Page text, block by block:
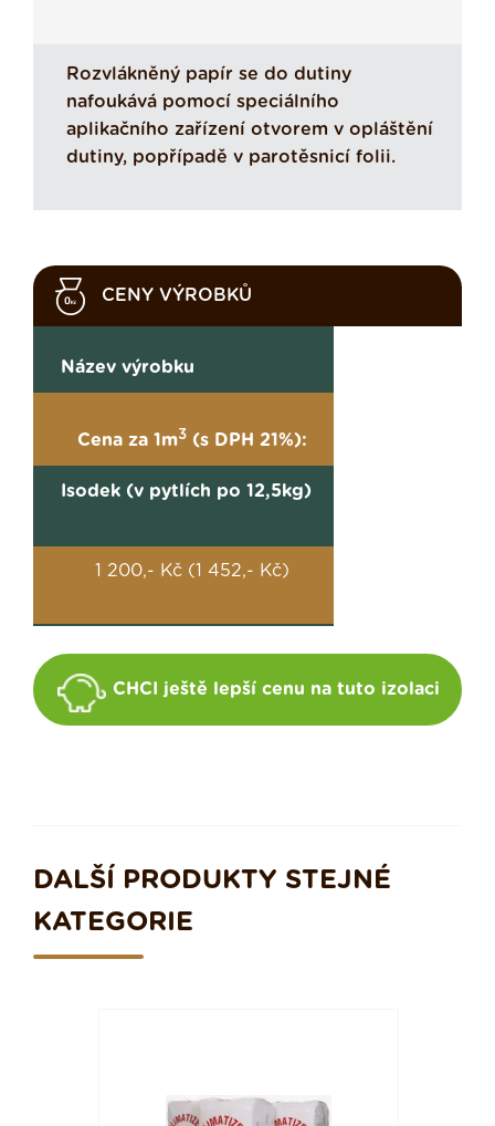
Rozvlákněný papír se do dutiny
nafoukává pomocí speciálního
aplikačního zařízení otvorem v opláštění
dutiny, popřípadě v parotěsnicí folii.
CENY VÝROBKŮ
Název výrobku
Cena za 1m3(s DPH 21%):
Isodek (v pytlích po 12,5kg)
1 200,- Kč (1 452,- Kč)
CHCI ještě lepší cenu na tuto izolaci
DALŠÍ PRODUKTY STEJNÉ
KATEGORIE